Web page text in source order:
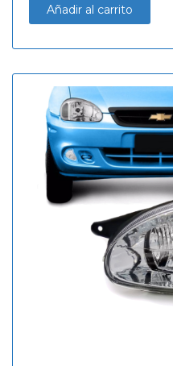
Añadir al carrito